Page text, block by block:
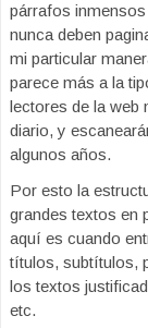
párrafos
nunca deben
mi particular
parece más a la
lectores de la web
diario, y
algunos años.
Por esto la
grandes textos en
aquí es cuando
títulos, subtítulos,
los textos
etc.